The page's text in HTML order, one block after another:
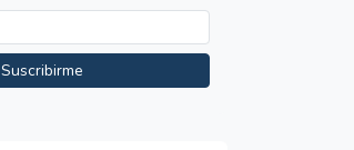
Suscribirme